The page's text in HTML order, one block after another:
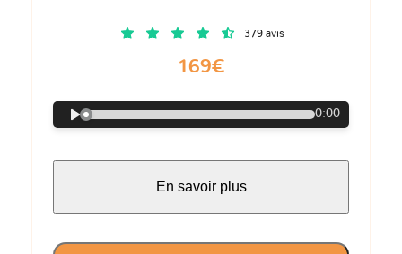
379 avis
169€
0:00
En savoir plus